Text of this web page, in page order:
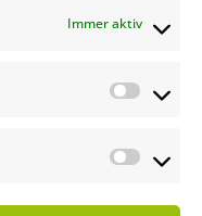
Immer aktiv